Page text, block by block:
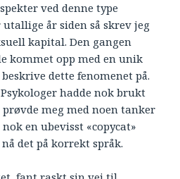
ved denne type
utallige år siden så skrev jeg
kapital. Den gangen
kommet opp med en unik
dette fenomenet på.
hadde nok brukt
meg med noen tanker
en ubevisst «copycat»
det på korrekt språk.